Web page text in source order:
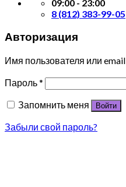
09:00 - 23:00
8 (812) 383-99-05
Авторизация
Имя пользователя или email
Пароль*
Запомнить меня
Войти
Забыли свой пароль?